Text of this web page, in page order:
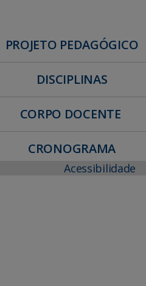
PROJETO PEDAGÓGICO
DISCIPLINAS
CORPO DOCENTE
CRONOGRAMA
Acessibilidade